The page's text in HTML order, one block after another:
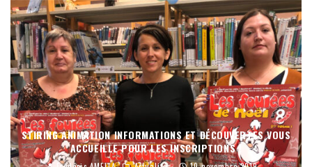
STIRING ANIMATION INFORMATIONS ET DÉCOUVERTES VOUS
ACCUEILLE POUR LES INSCRIPTIONS !